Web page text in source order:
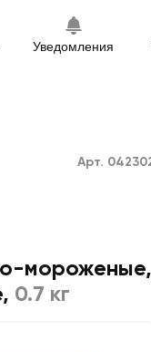
Уведомления
Арт.
мороженые,
, 0.7 кг